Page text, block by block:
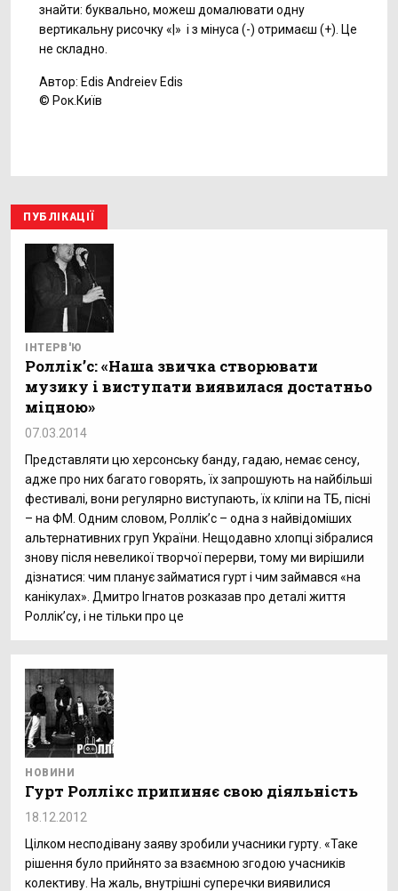
знайти: буквально, можеш домалювати одну
вертикальну рисочку «|» і з мінуса (-) отримаєш (+). Це
не складно.
Автор: Edis Andreiev Edis
© Рок.Київ
ПУБЛІКАЦІЇ
ІНТЕРВ'Ю
Роллік’с: «Наша звичка створювати
музику і виступати виявилася достатньо
міцною»
07.03.2014
Представляти цю херсонську банду, гадаю, немає сенсу,
адже про них багато говорять, їх запрошують на найбільші
фестивалі, вони регулярно виступають, їх кліпи на ТБ, пісні
– на ФМ. Одним словом, Роллік’с – одна з найвідоміших
альтернативних груп України. Нещодавно хлопці зібралися
знову після невеликої творчої перерви, тому ми вирішили
дізнатися: чим планує займатися гурт і чим займався «на
канікулах». Дмитро Ігнатов розказав про деталі життя
Роллік’су, і не тільки про це
НОВИНИ
Гурт Роллікс припиняє свою діяльність
18.12.2012
Цілком несподівану заяву зробили учасники гурту. «Таке
рішення було прийнято за взаємною згодою учасників
колективу. На жаль, внутрішні суперечки виявилися